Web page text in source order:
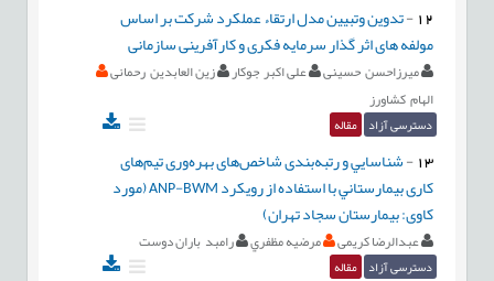
12
-تدوین وتبیین مدل ارتقاء عملکرد شرکت بر اساس
مولفه های اثر گذار سرمایه فکری و کارآفرینی سازمانی
میرزاحسن حسینی علی اکبر جوکار
زین العابدین رحمانی
الهام کشاورز
دسترسی آزاد مقاله
13
-شناسايي و رتبه‌بندی شاخص‌های بهره‌وری تیم‌های
کاری بيمارستاني با استفاده از رويكرد ANP-BWM (مورد
کاوی: بیمارستان سجاد تهران)
عبدالرضا کریمی مرضيه مظفري رامبد باران دوست
دسترسی آزاد مقاله